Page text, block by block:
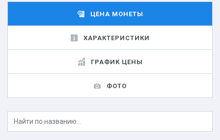
ЦЕНА МОНЕТЫ
ХАРАКТЕРИСТИКИ
ГРАФИК ЦЕНЫ
ФОТО